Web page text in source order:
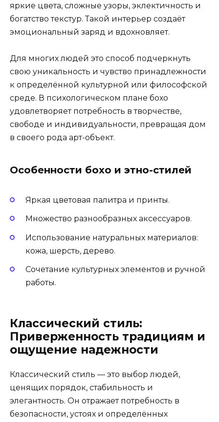
яркие цвета, сложные узоры, эклектичность и
богатство текстур. Такой интерьер создаёт
эмоциональный заряд и вдохновляет.
Для многих людей это способ подчеркнуть
свою уникальность и чувство принадлежности
к определённой культурной или философской
среде. В психологическом плане бохо
удовлетворяет потребность в творчестве,
свободе и индивидуальности, превращая дом
в своего рода арт-объект.
Особенности бохо и этно-стилей
Яркая цветовая палитра и принты.
Множество разнообразных аксессуаров.
Использование натуральных материалов:
кожа, шерсть, дерево.
Сочетание культурных элементов и ручной
работы.
Классический стиль:
Приверженность традициям и
ощущение надежности
Классический стиль — это выбор людей,
ценящих порядок, стабильность и
элегантность. Он отражает потребность в
безопасности, устоях и определённых